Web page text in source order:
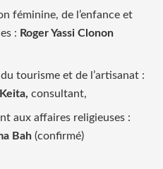
féminine, de l’enfance et
: Roger Yassi Clonon
tourisme et de l’artisanat :
Keita,consultant,
aux affaires religieuses :
Bah(confirmé)